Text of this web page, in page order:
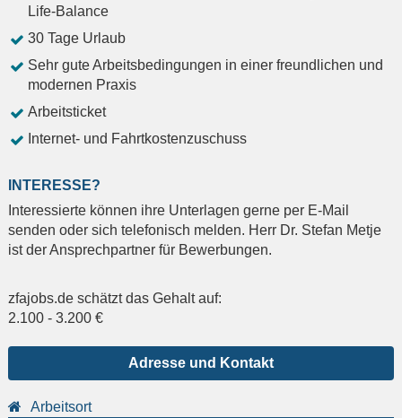
Life-Balance
30 Tage Urlaub
Sehr gute Arbeitsbedingungen in einer freundlichen und
modernen Praxis
Arbeitsticket
Internet- und Fahrtkostenzuschuss
INTERESSE?
Interessierte können ihre Unterlagen gerne per E-Mail
senden oder sich telefonisch melden. Herr Dr. Stefan Metje
ist der Ansprechpartner für Bewerbungen.
zfajobs.de schätzt das Gehalt auf:
2.100 - 3.200 €
Adresse und Kontakt
Arbeitsort